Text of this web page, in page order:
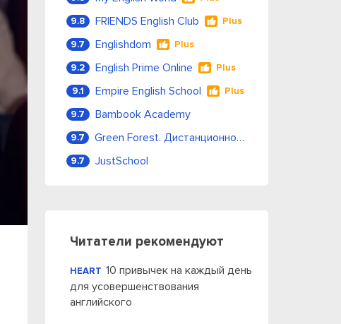
9.8 FRIENDS English Club Plus
9.7 Englishdom Plus
9.2 English Prime Online Plus
9.1 Empire English School Plus
9.7 Bambook Academy
9.7 Green Forest. Дистанционное обучение
9.7 JustSchool
Читатели рекомендуют
HEART 10 привычек на каждый день
для усовершенствования
английского